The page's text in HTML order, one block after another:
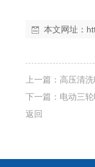
本文网址：
上一篇： 高压清
下一篇： 电动三
返回